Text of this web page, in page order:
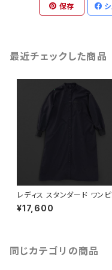
保存
最近チェックした商品
レディス スタンダード ワンピ
ス 黒×黒+P
¥17,600
同じカテゴリの商品